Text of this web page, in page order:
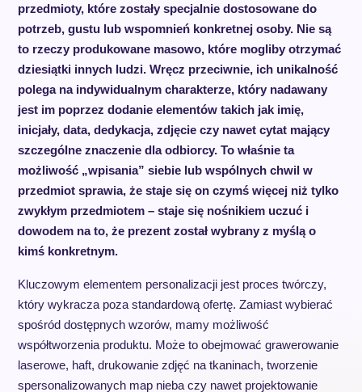
przedmioty, które zostały specjalnie dostosowane do
potrzeb, gustu lub wspomnień konkretnej osoby. Nie są
to rzeczy produkowane masowo, które mogliby otrzymać
dziesiątki innych ludzi. Wręcz przeciwnie, ich unikalność
polega na indywidualnym charakterze, który nadawany
jest im poprzez dodanie elementów takich jak imię,
inicjały, data, dedykacja, zdjęcie czy nawet cytat mający
szczególne znaczenie dla odbiorcy. To właśnie ta
możliwość „wpisania” siebie lub wspólnych chwil w
przedmiot sprawia, że staje się on czymś więcej niż tylko
zwykłym przedmiotem – staje się nośnikiem uczuć i
dowodem na to, że prezent został wybrany z myślą o
kimś konkretnym.
Kluczowym elementem personalizacji jest proces twórczy,
który wykracza poza standardową ofertę. Zamiast wybierać
spośród dostępnych wzorów, mamy możliwość
współtworzenia produktu. Może to obejmować grawerowanie
laserowe, haft, drukowanie zdjęć na tkaninach, tworzenie
spersonalizowanych map nieba czy nawet projektowanie